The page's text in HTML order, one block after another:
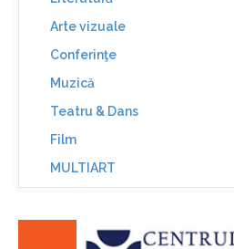
Arte vizuale
Conferinţe
Muzică
Teatru & Dans
Film
MULTIART